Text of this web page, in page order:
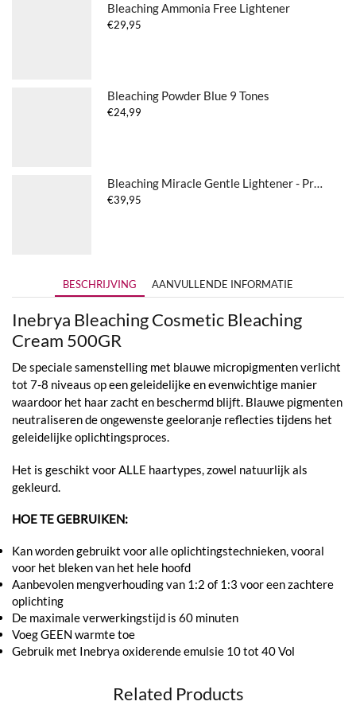
Bleaching Ammonia Free Lightener
€29,95
Bleaching Powder Blue 9 Tones
€24,99
Bleaching Miracle Gentle Lightener - Protect
€39,95
BESCHRIJVING AANVULLENDE INFORMATIE
Inebrya Bleaching Cosmetic Bleaching
Cream 500GR
De speciale samenstelling met blauwe micropigmenten verlicht
tot 7-8 niveaus op een geleidelijke en evenwichtige manier
waardoor het haar zacht en beschermd blijft. Blauwe pigmenten
neutraliseren de ongewenste geeloranje reflecties tijdens het
geleidelijke oplichtingsproces.
Het is geschikt voor ALLE haartypes, zowel natuurlijk als
gekleurd.
HOE TE GEBRUIKEN:
Kan worden gebruikt voor alle oplichtingstechnieken, vooral
voor het bleken van het hele hoofd
Aanbevolen mengverhouding van 1:2 of 1:3 voor een zachtere
oplichting
De maximale verwerkingstijd is 60 minuten
Voeg GEEN warmte toe
Gebruik met Inebrya oxiderende emulsie 10 tot 40 Vol
Related Products